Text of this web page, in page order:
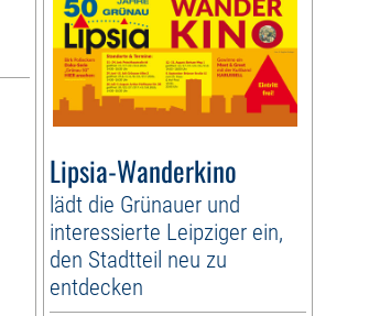
Lipsia-Wanderkino
lädt die Grünauer und
interessierte Leipziger ein,
den Stadtteil neu zu
entdecken